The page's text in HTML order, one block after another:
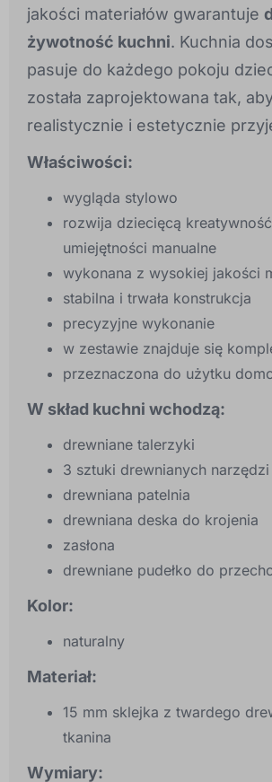
jakości materiałów gwarantuje
żywotność kuchni. Kuchnia
pasuje do każdego pokoju
została zaprojektowana tak,
realistycznie i estetycznie
Właściwości:
wygląda stylowo
rozwija dziecięcą
umiejętności manualne
wykonana z wysokiej jakości
stabilna i trwała konstrukcja
precyzyjne wykonanie
w zestawie znajduje się
przeznaczona do użytku
W skład kuchni wchodzą:
drewniane talerzyki
3 sztuki drewnianych narzędzi
drewniana patelnia
drewniana deska do krojenia
zasłona
drewniane pudełko do
Kolor:
naturalny
Materiał:
15 mm sklejka z twardego
tkanina
Wymiary: